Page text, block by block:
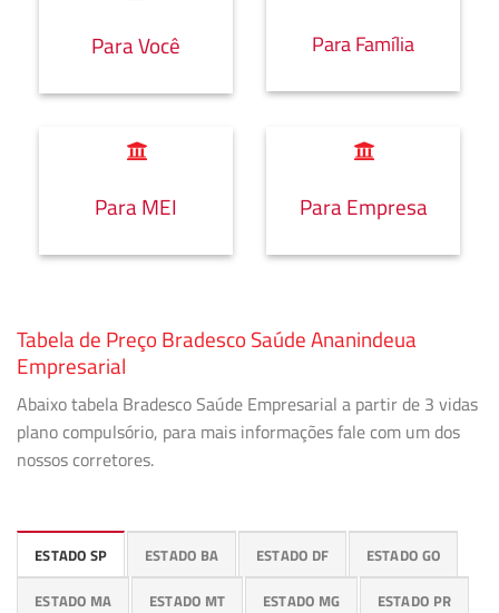
Para Você Para Família
Para MEI Para Empresa
Tabela de Preço Bradesco Saúde Ananindeua
Empresarial
Abaixo tabela Bradesco Saúde Empresarial a partir de 3 vidas
plano compulsório, para mais informações fale com um dos
nossos corretores.
ESTADO SP ESTADO BA ESTADO DF ESTADO GO
ESTADO MA ESTADO MT ESTADO MG ESTADO PR